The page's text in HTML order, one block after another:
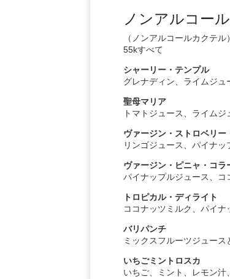
ノンアルコー
（ノンアルコールカクテル）
55kすべて
シャーリー・テンプル
グレナディン、ライムジュ
聖母マリア
トマトジュース、ライム
ヴァージン・ストロベリー
リンゴジュース、パイナ
ヴァージン・ピニャ・コラ
パイナップルジュース、コ
トロピカル・ディライト
ココナッツミルク、パイ
バリパンチ
ミックスフルーツジュー
いちごミントロスカ
いちご、ミント、レモン